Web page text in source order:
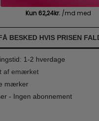
BESKED HVIS PRISEN
1-2 hverdage
af emærket
mærker
- Ingen abonnement